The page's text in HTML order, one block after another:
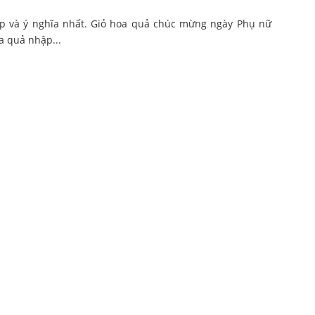
và ý nghĩa nhất. Giỏ hoa quả chúc mừng ngày Phụ nữ
quả nhập...